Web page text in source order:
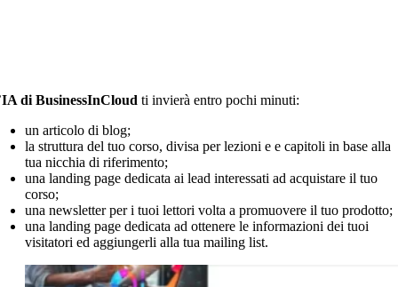
IA di BusinessInCloud ti invierà entro pochi minuti:
un articolo di blog;
la struttura del tuo corso, divisa per lezioni e e capitoli in base alla
tua nicchia di riferimento;
una landing page dedicata ai lead interessati ad acquistare il tuo
corso;
una newsletter per i tuoi lettori volta a promuovere il tuo prodotto;
una landing page dedicata ad ottenere le informazioni dei tuoi
visitatori ed aggiungerli alla tua mailing list.